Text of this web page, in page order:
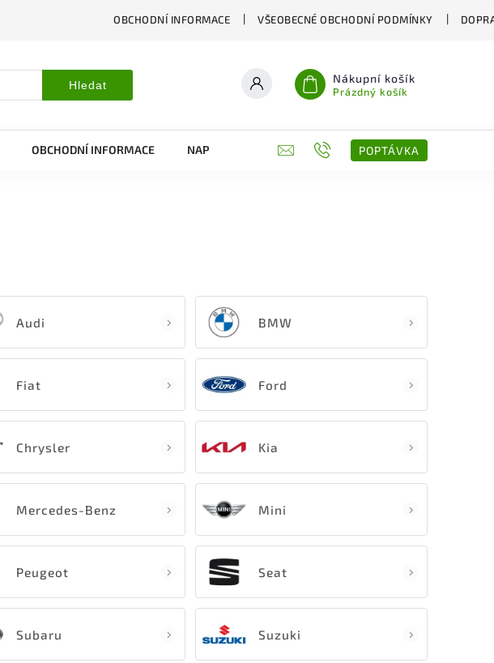
OBCHODNÍ INFORMACE VŠEOBECNÉ OBCHODNÍ PODMÍNKY
Hledat Nákupní košík
Prázdný košík
OBCHODNÍ INFORMACE NAPIŠTE NÁM KONTAKTY POPTÁVKA
Audi BMW
Fiat Ford
Chrysler Kia
Mercedes-Benz Mini
Peugeot Seat
Subaru Suzuki